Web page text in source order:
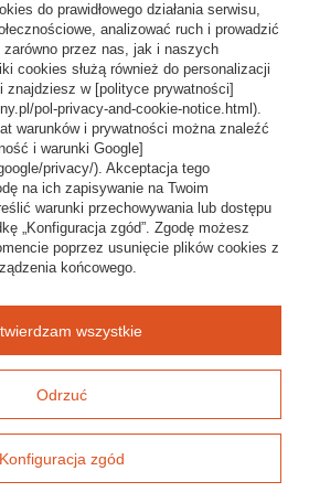
wiedzy i mapa oferty
do prawidłowego działania serwisu,
analizować ruch i prowadzić
zarówno przez nas, jak i naszych
cookies służą również do personalizacji
znajdziesz w [polityce prywatności]
pol-privacy-and-cookie-notice.html).
warunków i prywatności można znaleźć
i warunki Google]
privacy/). Akceptacja tego
na ich zapisywanie na Twoim
warunki przechowywania lub dostępu
„Konfiguracja zgód”. Zgodę możesz
poprzez usunięcie plików cookies z
końcowego.
Odrzuć
Konfiguracja zgód
wszystkie